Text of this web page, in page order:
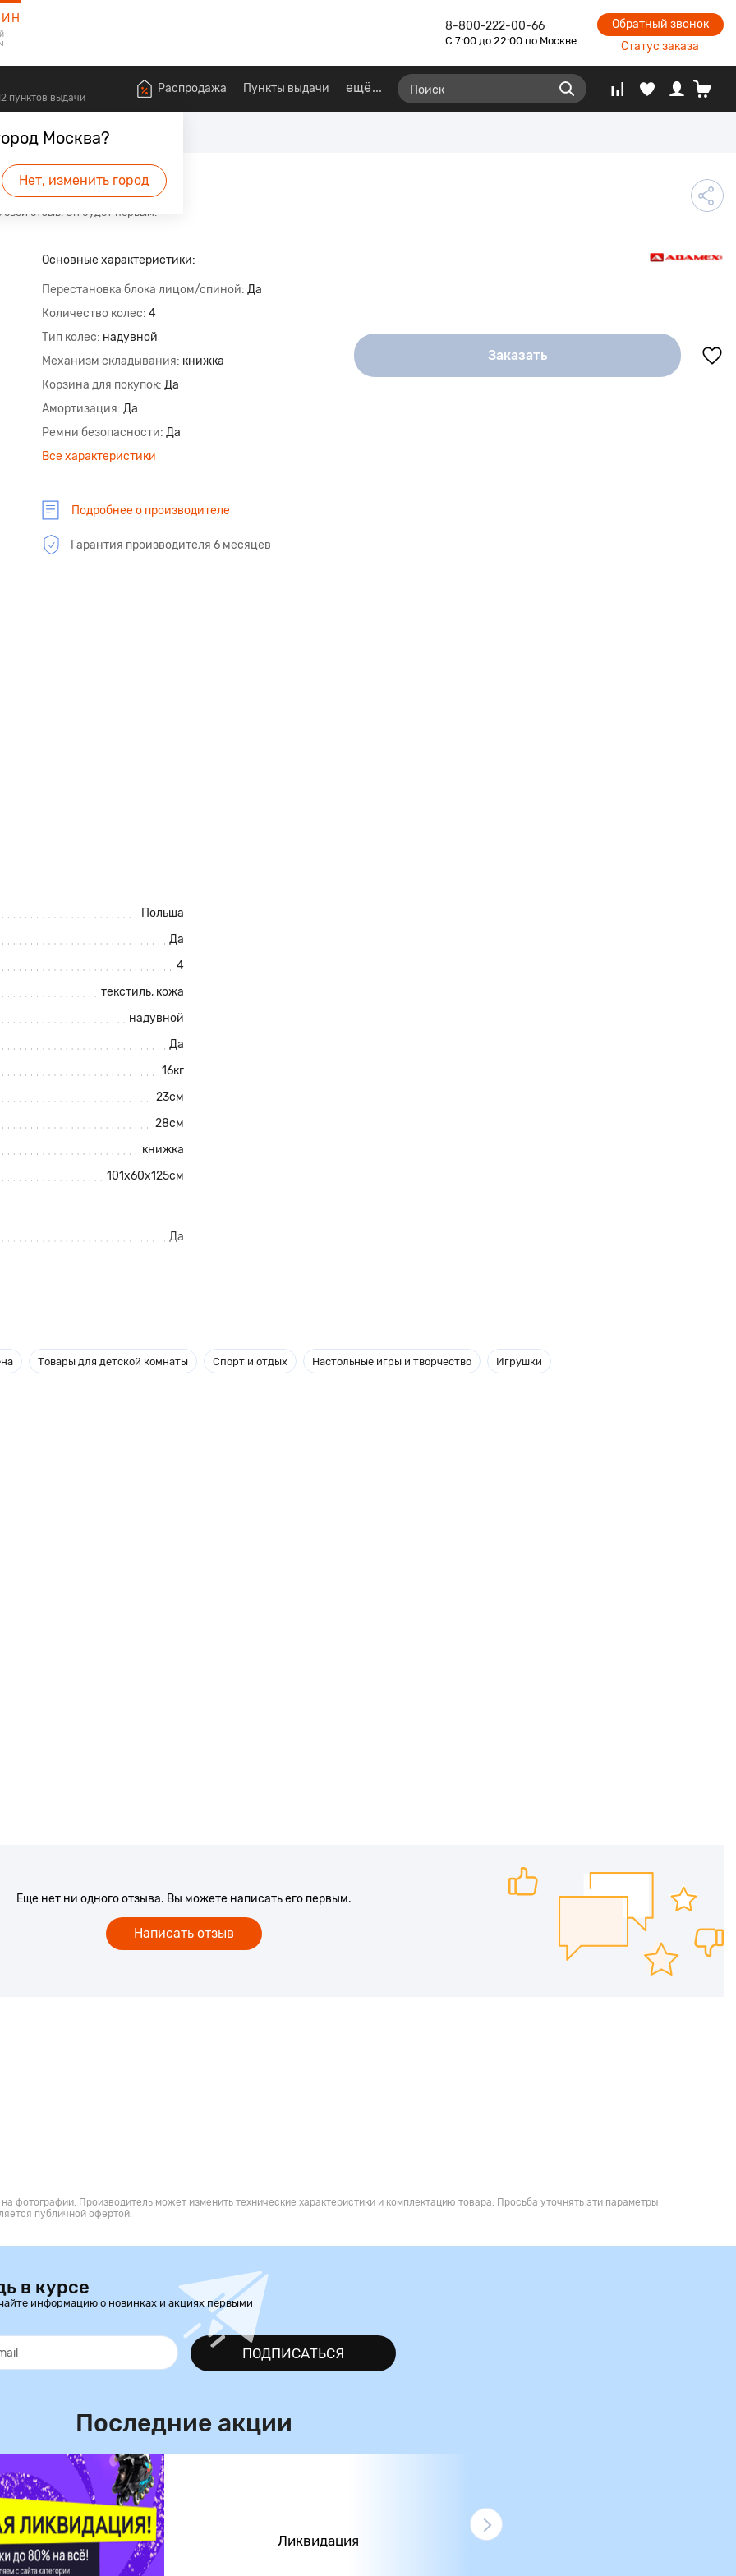
8-800-222-00-66
С 7:00 до 22:00 по Москве
Обратный звонок
Статус заказа
Москва?
Нет, изменить город
пунктов выдачи
Распродажа Пункты выдачи ещё
Детские коляски Коляски 3 в 1
30P
свой отзыв. Он будет первым.
Основные характеристики:
Перестановка блока лицом/спиной Да
Количество колес 4
Тип колес надувной
Механизм складывания книжка
Корзина для покупок Да
Амортизация Да
Ремни безопасности Да
Все характеристики
Подробнее о производителе
Гарантия производителя 6 месяцев
Заказать
Польша
Да
4
текстиль, кожа
надувной
Да
16кг
23см
28см
книжка
101х60х125см
Да
Да
габаритов.
колёсах;
Товары для детской комнаты Спорт и отдых Настольные игры и творчество Игрушки
Еще нет ни одного отзыва. Вы можете написать его первым.
Написать отзыв
фотографии. Производитель может изменить технические характеристики и комплектацию товара. Просьба уточнять эти параметры
публичной офертой.
в курсе
информацию о новинках и акциях первыми
ПОДПИСАТЬСЯ
Последние акции
Ликвидация